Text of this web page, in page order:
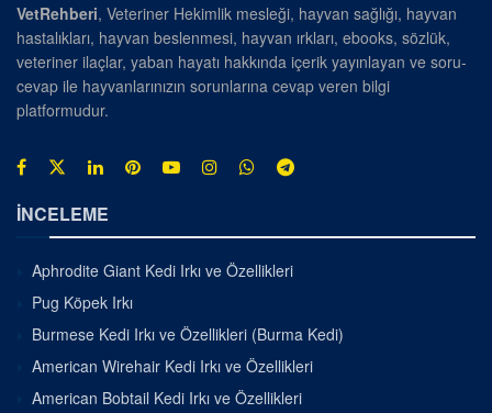
VetRehberi, Veteriner Hekimlik mesleği, hayvan sağlığı, hayvan
hastalıkları, hayvan beslenmesi, hayvan ırkları, ebooks, sözlük,
veteriner ilaçlar, yaban hayatı hakkında içerik yayınlayan ve soru-
cevap ile hayvanlarınızın sorunlarına cevap veren bilgi
platformudur.
İNCELEME
Aphrodite Giant Kedi Irkı ve Özellikleri
Pug Köpek Irkı
Burmese Kedi Irkı ve Özellikleri (Burma Kedi)
American Wirehair Kedi Irkı ve Özellikleri
American Bobtail Kedi Irkı ve Özellikleri